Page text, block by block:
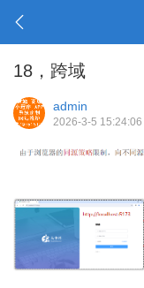
18，跨域
admin
2026-3-5 15:24:06